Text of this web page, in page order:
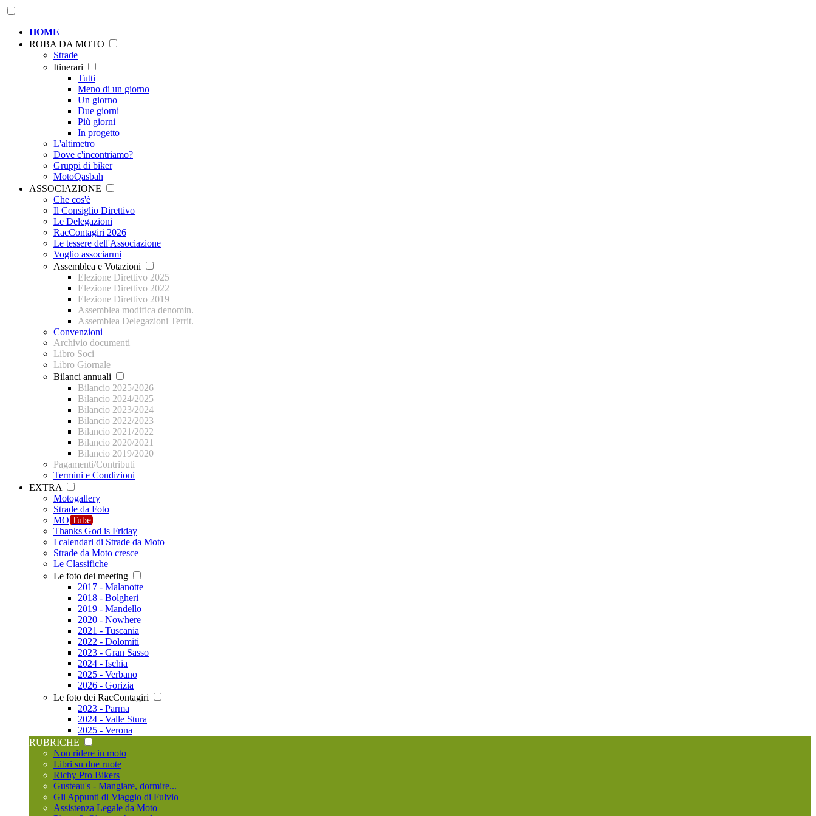
HOME
ROBA DA MOTO
Strade
Itinerari
Tutti
Meno di un giorno
Un giorno
Due giorni
Più giorni
In progetto
L'altimetro
Dove c'incontriamo?
Gruppi di biker
MotoQasbah
ASSOCIAZIONE
Che cos'è
Il Consiglio Direttivo
Le Delegazioni
RacContagiri 2026
Le tessere dell'Associazione
Voglio associarmi
Assemblea e Votazioni
Elezione Direttivo 2025
Elezione Direttivo 2022
Elezione Direttivo 2019
Assemblea modifica denomin.
Assemblea Delegazioni Territ.
Convenzioni
Archivio documenti
Libro Soci
Libro Giornale
Bilanci annuali
Bilancio 2025/2026
Bilancio 2024/2025
Bilancio 2023/2024
Bilancio 2022/2023
Bilancio 2021/2022
Bilancio 2020/2021
Bilancio 2019/2020
Pagamenti/Contributi
Termini e Condizioni
EXTRA
Motogallery
Strade da Foto
MO Tube
Thanks God is Friday
I calendari di Strade da Moto
Strade da Moto cresce
Le Classifiche
Le foto dei meeting
2017 - Malanotte
2018 - Bolgheri
2019 - Mandello
2020 - Nowhere
2021 - Tuscania
2022 - Dolomiti
2023 - Gran Sasso
2024 - Ischia
2025 - Verbano
2026 - Gorizia
Le foto dei RacContagiri
2023 - Parma
2024 - Valle Stura
2025 - Verona
RUBRICHE
Non ridere in moto
Libri su due ruote
Richy Pro Bikers
Gusteau's - Mangiare, dormire...
Gli Appunti di Viaggio di Fulvio
Assistenza Legale da Moto